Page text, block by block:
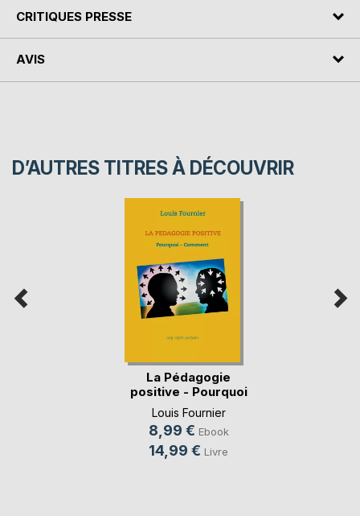
CRITIQUES PRESSE
AVIS
D’AUTRES TITRES À DÉCOUVRIR
La Pédagogie
positive - Pourquoi
e(...)
Louis Fournier
8,99 € Ebook
14,99 € Livre